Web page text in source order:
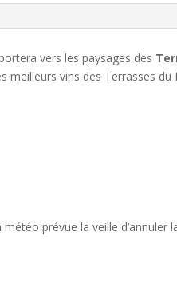
vers les paysages des
meilleurs vins des Terrasses du
prévue la veille d’annuler